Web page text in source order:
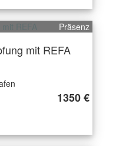
Präsenz
mit REFA
1350 €